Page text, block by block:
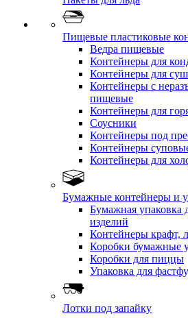
Пищевые пластиковые
Ведра пищевые
Контейнеры для
Контейнеры для
Контейнеры с
пищевые
Контейнеры для
Соусники
Контейнеры под
Контейнеры
Контейнеры для
Бумажные контейнеры и
Бумажная упаковка
изделий
Контейнеры крафт,
Коробки бумажные
Коробки для пиццы
Упаковка для
Лотки под запайку